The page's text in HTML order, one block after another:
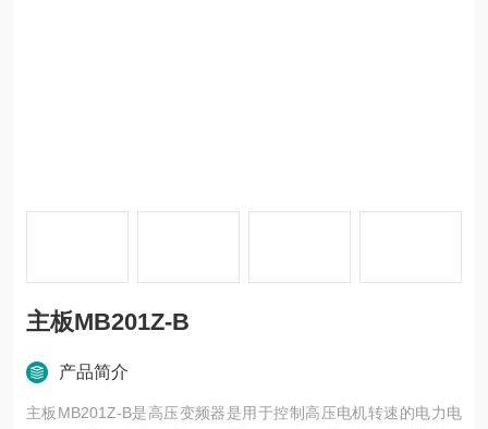
主板MB201Z-B
产品简介
主板MB201Z-B是高压变频器是用于控制高压电机转速的电力电